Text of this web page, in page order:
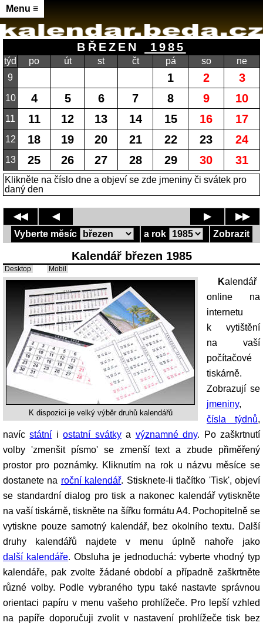
Menu ≡
BŘEZEN 1985
týd po út st čt pá so
ne
9
1 2 3
10 4 5 6 7 8 9 10
11 11 12 13 14 15 16 17
12 18 19 20 21 22 23 24
13 25 26 27 28 29 30 31
Klikněte na číslo dne a objeví se zde jmeniny či svátek pro
daný den
Vyberte měsíc a rok Zobrazit
◀◀ ◀ ▶ ▶▶
Kalendář březen 1985
Desktop Mobil
K dispozici je velký výběr druhů kalendářů
Kalendář
online na
internetu
k vytištění
na vaší
počítačové
tiskárně.
Zobrazují se
jmeniny,
čísla týdnů,
navícstátní iostatní svátkya významné dny. Po zaškrtnutí
volby 'zmenšit písmo' se zmenší text a zbude přiměřený
prostor pro poznámky. Kliknutím na rok u názvu měsíce se
dostanete na roční kalendář. Stisknete-li tlačítko 'Tisk', objeví
se standardní dialog pro tisk a nakonec kalendář vytiskněte
na vaší tiskárně, tiskněte na šířku formátu A4. Pochopitelně se
vytiskne pouze samotný kalendář, bez okolního textu. Další
druhy kalendářů najdete v menu úplně nahoře jako
další kalendáře. Obsluha je jednoduchá: vyberte vhodný typ
kalendáře, pak zvolte žádané období a případně zaškrtněte
různé volby. Podle vybraného typu také nastavte správnou
orientaci papíru v menu vašeho prohlížeče. Pro lepší vzhled
na papíře doporučuji zvolit v nastavení prohlížeče tisk bez